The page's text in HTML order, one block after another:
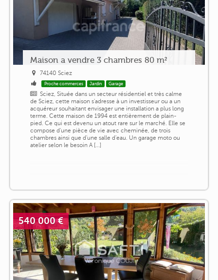
Maison a vendre 3 chambres 80 m²
74140 Sciez
Proche commerces Jardin Garage
Sciez, Située dans un secteur résidentiel et très calme
de Sciez, cette maison s'adresse à un investisseur ou a un
acquéreur souhaitant envisager une installation a plus long
terme. Cette maison de 1994 est entièrement de plain-
pied. Ce qui est devenu un atout rare sur le marché. Elle se
compose d'une pièce de vie avec cheminée, de trois
chambres ainsi que d'une salle d'eau. Un garage moto ou
atelier selon le besoin A [...]
540 000 €